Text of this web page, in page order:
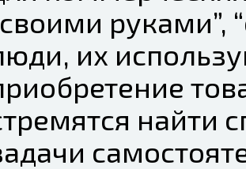
руками”,
их
найти